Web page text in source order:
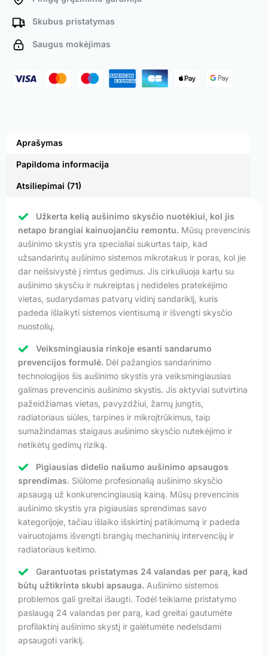
Skubus pristatymas
Saugus mokėjimas
Aprašymas
Papildoma informacija
Atsiliepimai (71)
Užkerta kelią aušinimo skysčio nuotėkiui, kol jis
netapo brangiai kainuojančiu remontu. Mūsų prevencinis
aušinimo skystis yra specialiai sukurtas taip, kad
užsandarintų aušinimo sistemos mikrotakus ir poras, kol jie
dar neišsivystė į rimtus gedimus. Jis cirkuliuoja kartu su
aušinimo skysčiu ir nukreiptas į nedideles pratekėjimo
vietas, sudarydamas patvarų vidinį sandariklį, kuris
padeda išlaikyti sistemos vientisumą ir išvengti skysčio
nuostolių.
Veiksmingiausia rinkoje esanti sandarumo
prevencijos formulė. Dėl pažangios sandarinimo
technologijos šis aušinimo skystis yra veiksmingiausias
galimas prevencinis aušinimo skystis. Jis aktyviai sutvirtina
pažeidžiamas vietas, pavyzdžiui, žarnų jungtis,
radiatoriaus siūles, tarpines ir mikroįtrūkimus, taip
sumažindamas staigaus aušinimo skysčio nutekėjimo ir
netikėtų gedimų riziką.
Pigiausias didelio našumo aušinimo apsaugos
sprendimas. Siūlome profesionalią aušinimo skysčio
apsaugą už konkurencingiausią kainą. Mūsų prevencinis
aušinimo skystis yra pigiausias sprendimas savo
kategorijoje, tačiau išlaiko išskirtinį patikimumą ir padeda
vairuotojams išvengti brangių mechaninių intervencijų ir
radiatoriaus keitimo.
Garantuotas pristatymas 24 valandas per parą, kad
būtų užtikrinta skubi apsauga. Aušinimo sistemos
problemos gali greitai išaugti. Todėl teikiame pristatymo
paslaugą 24 valandas per parą, kad greitai gautumėte
profilaktinį aušinimo skystį ir galėtumėte nedelsdami
apsaugoti variklį.